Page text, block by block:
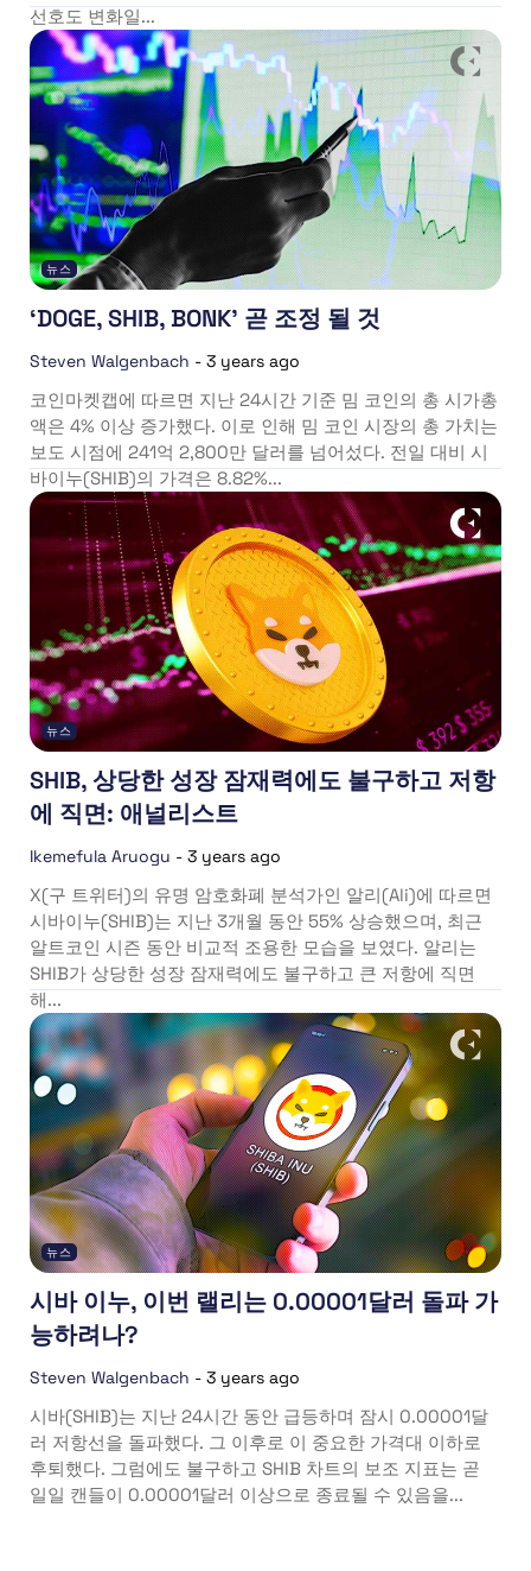
선호도 변화일...
뉴스
‘DOGE, SHIB, BONK’ 곧 조정 될 것
Steven Walgenbach - 3 years ago
코인마켓캡에 따르면 지난 24시간 기준 밈 코인의 총 시가총
액은 4% 이상 증가했다. 이로 인해 밈 코인 시장의 총 가치는
보도 시점에 241억 2,800만 달러를 넘어섰다. 전일 대비 시
바이누(SHIB)의 가격은 8.82%...
뉴스
SHIB, 상당한 성장 잠재력에도 불구하고 저항
에 직면: 애널리스트
Ikemefula Aruogu - 3 years ago
X(구 트위터)의 유명 암호화폐 분석가인 알리(Ali)에 따르면
시바이누(SHIB)는 지난 3개월 동안 55% 상승했으며, 최근
알트코인 시즌 동안 비교적 조용한 모습을 보였다. 알리는
SHIB가 상당한 성장 잠재력에도 불구하고 큰 저항에 직면
해...
뉴스
시바 이누, 이번 랠리는 0.00001달러 돌파 가
능하려나?
Steven Walgenbach - 3 years ago
시바(SHIB)는 지난 24시간 동안 급등하며 잠시 0.00001달
러 저항선을 돌파했다. 그 이후로 이 중요한 가격대 이하로
후퇴했다. 그럼에도 불구하고 SHIB 차트의 보조 지표는 곧
일일 캔들이 0.00001달러 이상으로 종료될 수 있음을...